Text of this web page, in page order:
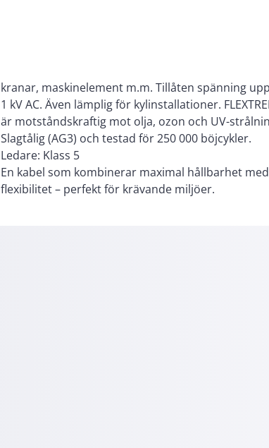
Slagtålig (AG3) och testad för 250 000 böjcykler.
Ledare: Klass 5
En kabel som kombinerar maximal hållbarhet med
flexibilitet – perfekt för krävande miljöer.